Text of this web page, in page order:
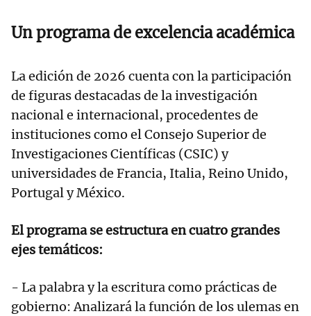
Un programa de excelencia académica
La edición de 2026 cuenta con la participación
de figuras destacadas de la investigación
nacional e internacional, procedentes de
instituciones como el Consejo Superior de
Investigaciones Científicas (CSIC) y
universidades de Francia, Italia, Reino Unido,
Portugal y México.
El programa se estructura en cuatro grandes
ejes temáticos:
- La palabra y la escritura como prácticas de
gobierno: Analizará la función de los ulemas en